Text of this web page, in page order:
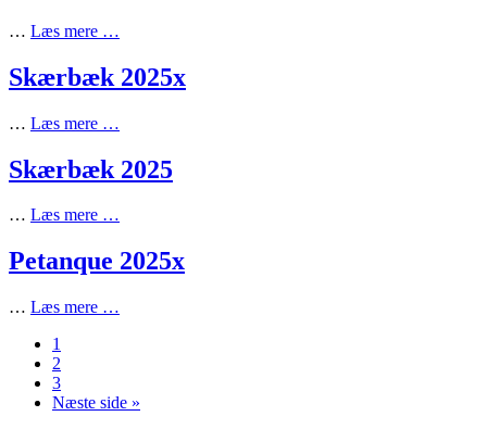
… Læs mere …
Skærbæk 2025x
… Læs mere …
Skærbæk 2025
… Læs mere …
Petanque 2025x
… Læs mere …
1
2
3
Næste side »